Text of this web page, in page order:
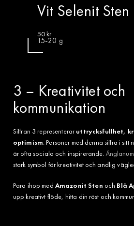
Vit Selenit Sten
50kr
15-20 g
3 – Kreativitet och
kommunikation
Siffran 3 representerar uttrycksfullhet,
optimism. Personer med denna siffra i
är ofta sociala och inspirerande.
stark symbol för kreativitet och andlig
Para ihop med Amazonit Sten och Blå
upp kreativt flöde, hitta din röst och